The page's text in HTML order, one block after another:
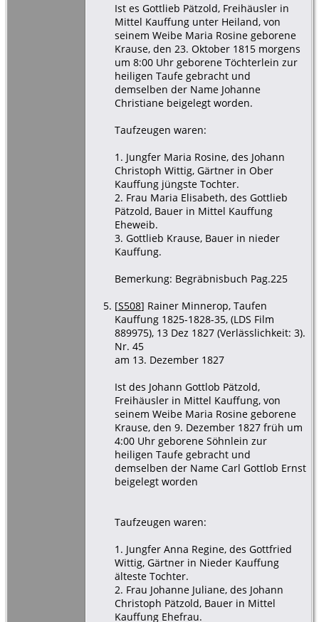
Ist es Gottlieb Pätzold, Freihäusler in
Mittel Kauffung unter Heiland, von
seinem Weibe Maria Rosine geborene
Krause, den 23. Oktober 1815 morgens
um 8:00 Uhr geborene Töchterlein zur
heiligen Taufe gebracht und
demselben der Name Johanne
Christiane beigelegt worden.
Taufzeugen waren:
1. Jungfer Maria Rosine, des Johann
Christoph Wittig, Gärtner in Ober
Kauffung jüngste Tochter.
2. Frau Maria Elisabeth, des Gottlieb
Pätzold, Bauer in Mittel Kauffung
Eheweib.
3. Gottlieb Krause, Bauer in nieder
Kauffung.
Bemerkung: Begräbnisbuch Pag.225
[S508] Rainer Minnerop, Taufen
Kauffung 1825-1828-35, (LDS Film
889975), 13 Dez 1827 (Verlässlichkeit: 3).
Nr. 45
am 13. Dezember 1827
Ist des Johann Gottlob Pätzold,
Freihäusler in Mittel Kauffung, von
seinem Weibe Maria Rosine geborene
Krause, den 9. Dezember 1827 früh um
4:00 Uhr geborene Söhnlein zur
heiligen Taufe gebracht und
demselben der Name Carl Gottlob Ernst
beigelegt worden
Taufzeugen waren:
1. Jungfer Anna Regine, des Gottfried
Wittig, Gärtner in Nieder Kauffung
älteste Tochter.
2. Frau Johanne Juliane, des Johann
Christoph Pätzold, Bauer in Mittel
Kauffung Ehefrau.